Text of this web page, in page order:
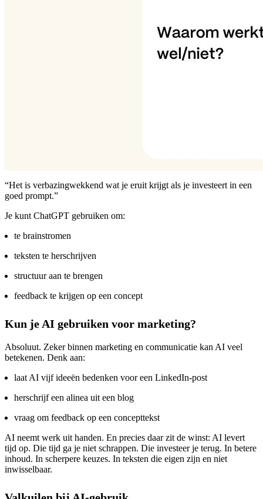
“Het is verbazingwekkend wat je eruit krijgt als je investeert in een
goed prompt.”
Je kunt ChatGPT gebruiken om:
te brainstromen
teksten te herschrijven
structuur aan te brengen
feedback te krijgen op een concept
Kun je AI gebruiken voor marketing?
Absoluut. Zeker binnen marketing en communicatie kan AI veel
betekenen. Denk aan:
laat AI vijf ideeën bedenken voor een LinkedIn-post
herschrijf een alinea uit een blog
vraag om feedback op een concepttekst
AI neemt werk uit handen. En precies daar zit de winst: AI levert
tijd op. Die tijd ga je niet schrappen. Die investeer je terug. In betere
inhoud. In scherpere keuzes. In teksten die eigen zijn en niet
inwisselbaar.